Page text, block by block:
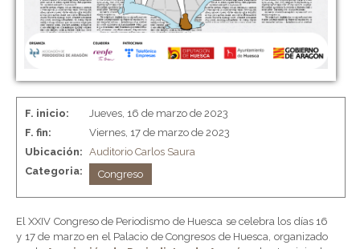
F. inicio:
Jueves, 16 de marzo de 2023
F. fin:
Viernes, 17 de marzo de 2023
Ubicación: Auditorio Carlos Saura
Categoria:
Congreso
El XXIV Congreso de Periodismo de Huesca se celebra los días 16
y 17 de marzo en el Palacio de Congresos de Huesca, organizado